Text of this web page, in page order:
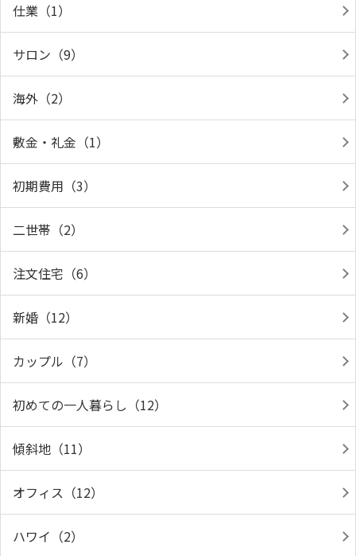
仕業（1）
サロン（9）
海外（2）
敷金・礼金（1）
初期費用（3）
二世帯（2）
注文住宅（6）
新婚（12）
カップル（7）
初めての一人暮らし（12）
傾斜地（11）
オフィス（12）
ハワイ（2）